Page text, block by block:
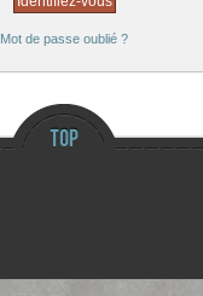
Mot de passe oublié ?